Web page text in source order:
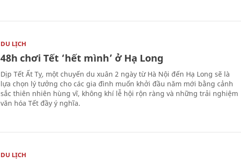
DU LỊCH
48h chơi Tết ‘hết mình’ ở Hạ Long
Dịp Tết Ất Tỵ, một chuyến du xuân 2 ngày từ Hà Nội đến Hạ Long sẽ là
lựa chọn lý tưởng cho các gia đình muốn khởi đầu năm mới bằng cảnh
sắc thiên nhiên hùng vĩ, không khí lễ hội rộn ràng và những trải nghiệm
văn hóa Tết đầy ý nghĩa.
DU LỊCH